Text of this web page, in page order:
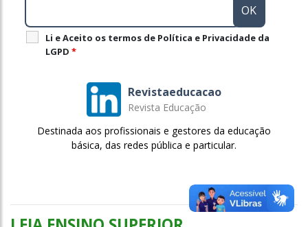
Li e Aceito os termos de Política e Privacidade da
LGPD *
Revistaeducacao
Revista Educação
Destinada aos profissionais e gestores da educação
básica, das redes pública e particular.